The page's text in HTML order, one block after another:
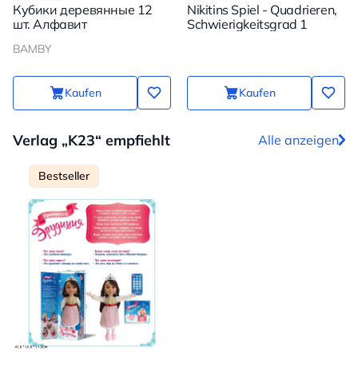
Кубики деревянные 12
шт. Алфавит
BAMBY
Kaufen
Nikitins Spiel - Quadrieren,
Schwierigkeitsgrad 1
Kaufen
Verlag „K23“ empfiehlt Alle anzeigen
Bestseller